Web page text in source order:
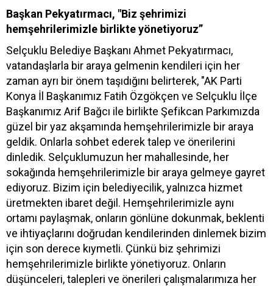
Başkan Pekyatırmacı, "Biz şehrimizi
hemşehrilerimizle birlikte yönetiyoruz”
Selçuklu Belediye Başkanı Ahmet Pekyatırmacı,
vatandaşlarla bir araya gelmenin kendileri için her
zaman ayrı bir önem taşıdığını belirterek, "AK Parti
Konya İl Başkanımız Fatih Özgökçen ve Selçuklu İlçe
Başkanımız Arif Bağcı ile birlikte Şefikcan Parkımızda
güzel bir yaz akşamında hemşehrilerimizle bir araya
geldik. Onlarla sohbet ederek talep ve önerilerini
dinledik. Selçuklumuzun her mahallesinde, her
sokağında hemşehrilerimizle bir araya gelmeye gayret
ediyoruz. Bizim için belediyecilik, yalnızca hizmet
üretmekten ibaret değil. Hemşehrilerimizle aynı
ortamı paylaşmak, onların gönlüne dokunmak, beklenti
ve ihtiyaçlarını doğrudan kendilerinden dinlemek bizim
için son derece kıymetli. Çünkü biz şehrimizi
hemşehrilerimizle birlikte yönetiyoruz. Onların
düşünceleri, talepleri ve önerileri çalışmalarımıza her